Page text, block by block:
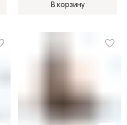
В корзину